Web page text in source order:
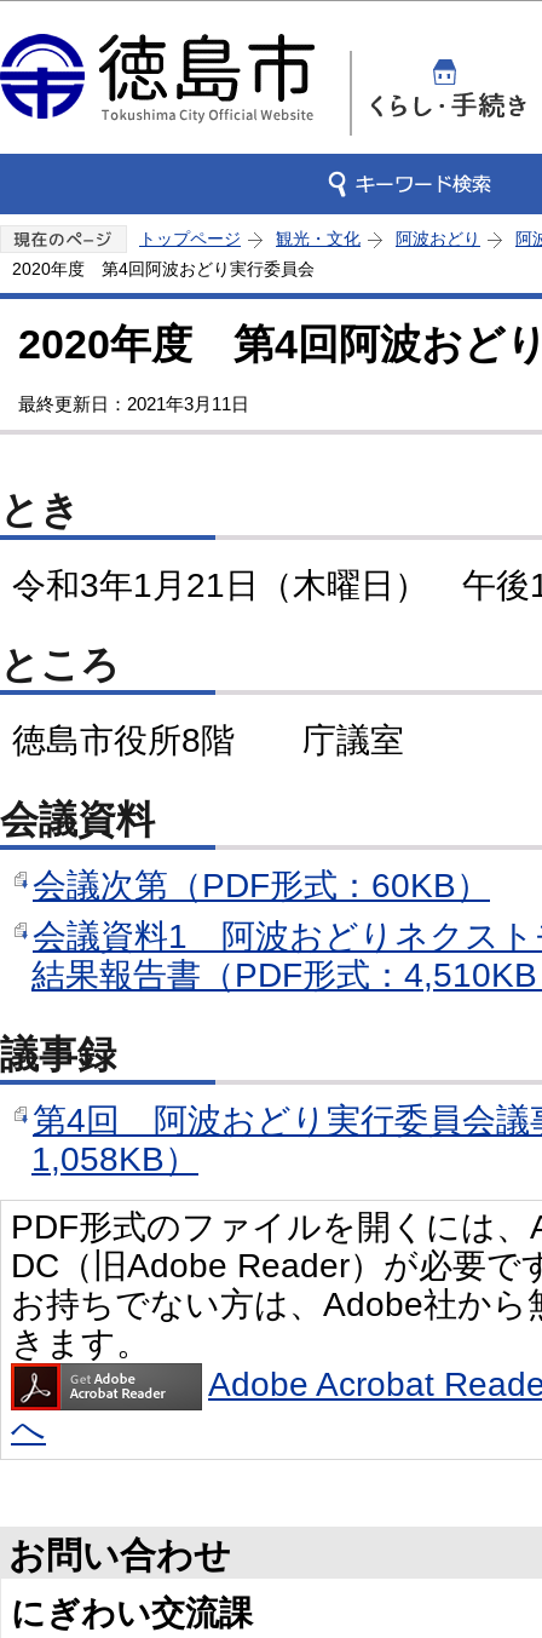
トップページ 観光・文化 阿波おどり
阿
2020年度 第4回阿波おどり実行委員会
2020年度 第4回阿波おど
最終更新日：2021年3月11日
とき
令和3年1月21日（木曜日） 午後
ところ
徳島市役所8階 庁議室
会議資料
会議次第（PDF形式：60KB）
会議資料1 阿波おどりネクス
結果報告書（PDF形式：
議事録
第4回 阿波おどり実行委員会議
1,058KB）
PDF形式のファイルを開くには
DC（旧Adobe Reader）が必要で
お持ちでない方は、Adobe社か
きます。
Adobe Acrobat
へ
お問い合わせ
にぎわい交流課